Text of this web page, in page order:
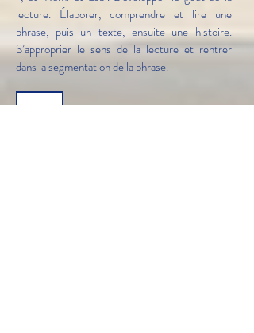
lecture. Élaborer, comprendre et lire une
phrase, puis un texte, ensuite une histoire.
S’approprier le sens de la lecture et rentrer
dans la segmentation de la phrase.